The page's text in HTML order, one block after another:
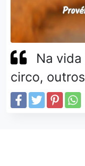
Na
circo,